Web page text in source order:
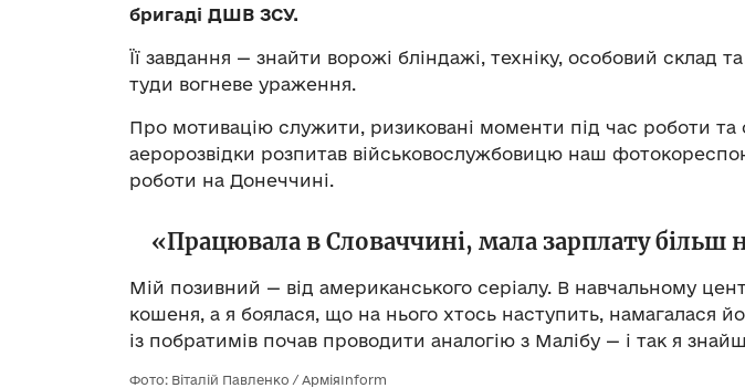
бригаді ДШВ ЗСУ.
Її завдання — знайти ворожі бліндажі, техніку, особовий склад
туди вогневе ураження.
Про мотивацію служити, ризиковані моменти під час роботи та
аеророзвідки розпитав військовослужбовицю наш
роботи на Донеччині.
«Працювала в Словаччині, мала зарплату більш
Мій позивний — від американського серіалу. В навчальному
кошеня, а я боялася, що на нього хтось наступить, намагалася
із побратимів почав проводити аналогію з Малібу — і так я
Фото: Віталій Павленко / АрміяInform